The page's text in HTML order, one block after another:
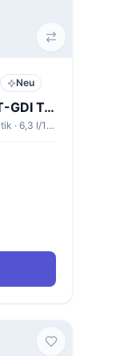
Neu
Hyundai i30 Kombi 1.6 T-GDI Trend
Kombi · Benzin · 239 PS · Automatik · 6,3 l/100km